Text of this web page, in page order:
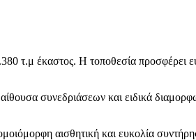
τ.μ έκαστος. Η τοποθεσία προσφέρει
συνεδριάσεων και ειδικά
αισθητική και ευκολία